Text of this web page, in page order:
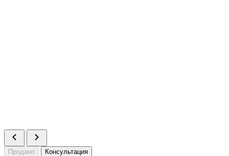
Продано Консультация